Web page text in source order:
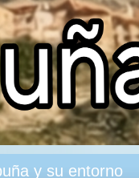
y su entorno